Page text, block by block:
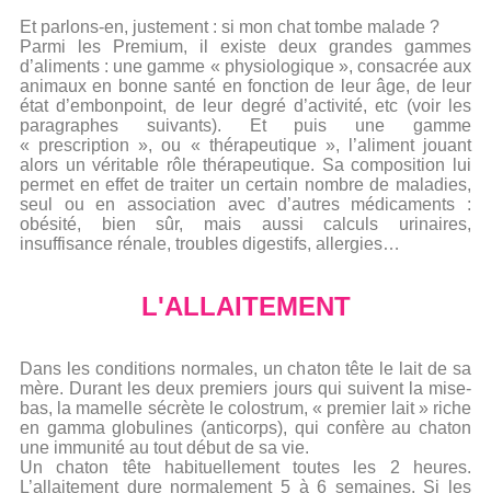
Et parlons-en, justement : si mon chat tombe malade ?
Parmi les Premium, il existe deux grandes gammes
d’aliments : une gamme « physiologique », consacrée aux
animaux en bonne santé en fonction de leur âge, de leur
état d’embonpoint, de leur degré d’activité, etc (voir les
paragraphes suivants). Et puis une gamme
« prescription », ou « thérapeutique », l’aliment jouant
alors un véritable rôle thérapeutique. Sa composition lui
permet en effet de traiter un certain nombre de maladies,
seul ou en association avec d’autres médicaments :
obésité, bien sûr, mais aussi calculs urinaires,
insuffisance rénale, troubles digestifs, allergies…
L'ALLAITEMENT
Dans les conditions normales, un chaton tête le lait de sa
mère. Durant les deux premiers jours qui suivent la mise-
bas, la mamelle sécrète le colostrum, « premier lait » riche
en gamma globulines (anticorps), qui confère au chaton
une immunité au tout début de sa vie.
Un chaton tête habituellement toutes les 2 heures.
L’allaitement dure normalement 5 à 6 semaines. Si les